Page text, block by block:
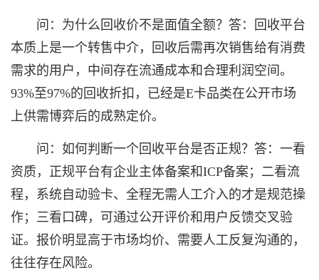
问：为什么回收价不是面值全额？答：回收平台
本质上是一个转售中介，回收后需再次销售给有消费
需求的用户，中间存在流通成本和合理利润空间。
93%至97%的回收折扣，已经是E卡品类在公开市场
上供需博弈后的成熟定价。
问：如何判断一个回收平台是否正规？答：一看
资质，正规平台有企业主体备案和ICP备案；二看流
程，系统自动验卡、全程无需人工介入的才是规范操
作；三看口碑，可通过公开评价和用户反馈交叉验
证。报价明显高于市场均价、需要人工反复沟通的，
往往存在风险。